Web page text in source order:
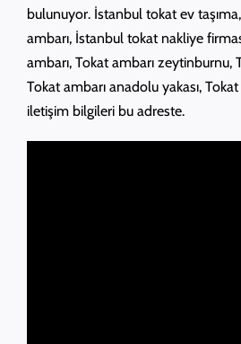
bulunuyor. İstanbul tokat ev
ambarı, İstanbul tokat nakliye
ambarı, Tokat ambarı zeytinburnu,
Tokat ambarı anadolu yakası,
iletişim bilgileri bu adreste.